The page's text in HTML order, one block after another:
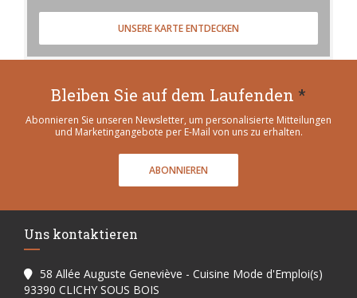
UNSERE KARTE ENTDECKEN
Bleiben Sie auf dem Laufenden *
Abonnieren Sie unseren Newsletter, um personalisierte Mitteilungen
und Marketingangebote per E-Mail von uns zu erhalten.
ABONNIEREN
Uns kontaktieren
58 Allée Auguste Geneviève - Cuisine Mode d'Emploi(s)
93390 CLICHY SOUS BOIS